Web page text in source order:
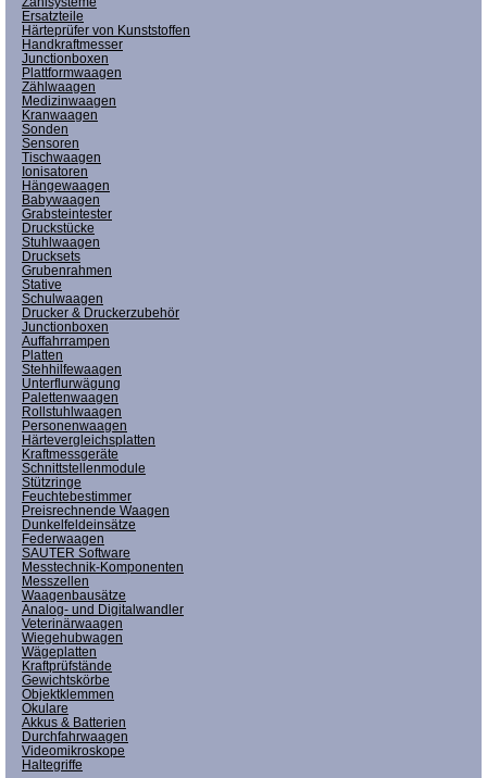
Ersatzteile
Härteprüfer von Kunststoffen
Handkraftmesser
Junctionboxen
Plattformwaagen
Zählwaagen
Medizinwaagen
Kranwaagen
Sonden
Sensoren
Tischwaagen
Ionisatoren
Hängewaagen
Babywaagen
Grabsteintester
Druckstücke
Stuhlwaagen
Drucksets
Grubenrahmen
Stative
Schulwaagen
Drucker & Druckerzubehör
Junctionboxen
Auffahrrampen
Platten
Stehhilfewaagen
Unterflurwägung
Palettenwaagen
Rollstuhlwaagen
Personenwaagen
Härtevergleichsplatten
Kraftmessgeräte
Schnittstellenmodule
Stützringe
Feuchtebestimmer
Preisrechnende Waagen
Dunkelfeldeinsätze
Federwaagen
SAUTER Software
Messtechnik-Komponenten
Messzellen
Waagenbausätze
Analog- und Digitalwandler
Veterinärwaagen
Wiegehubwagen
Wägeplatten
Kraftprüfstände
Gewichtskörbe
Objektklemmen
Okulare
Akkus & Batterien
Durchfahrwaagen
Videomikroskope
Haltegriffe